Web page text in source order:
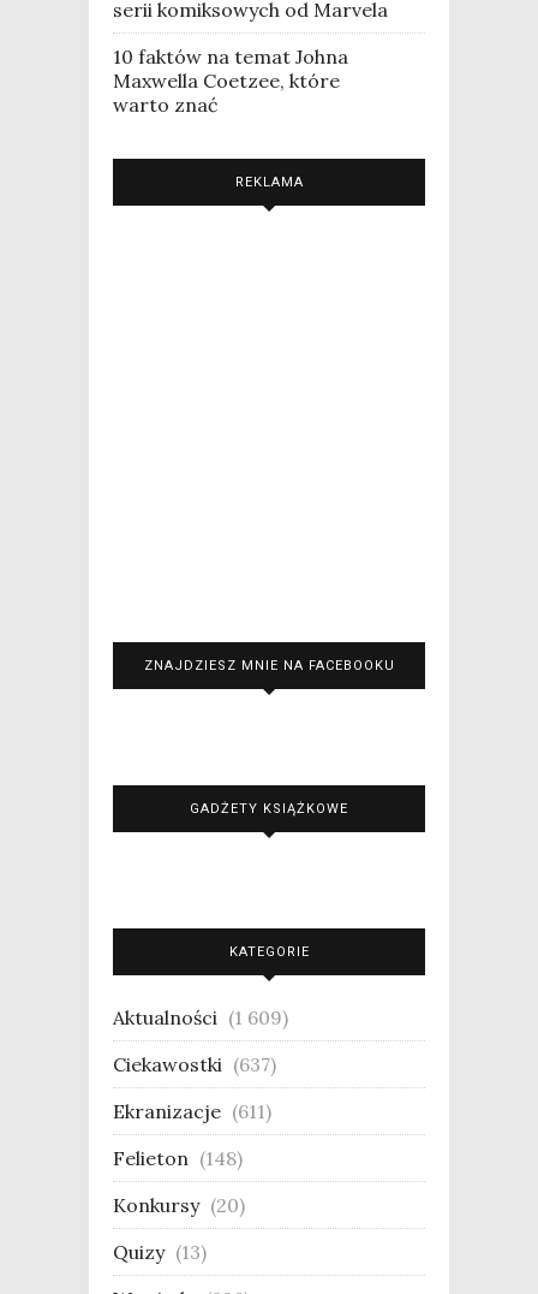
serii komiksowych od Marvela
10 faktów na temat Johna
Maxwella Coetzee, które
warto znać
REKLAMA
ZNAJDZIESZ MNIE NA FACEBOOKU
GADŻETY KSIĄŻKOWE
KATEGORIE
Aktualności (1 609)
Ciekawostki (637)
Ekranizacje (611)
Felieton (148)
Konkursy (20)
Quizy (13)